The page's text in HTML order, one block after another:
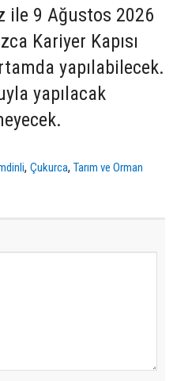
ile 9 Ağustos 2026
Kariyer Kapısı
yapılabilecek.
yapılacak
,Çukurca,Tarım ve Orman